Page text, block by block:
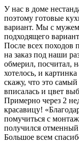
У нас в доме
поэтому готовые
вариант. Мы с
подходящего
После всех походов
на заказ под наши
обмерил, посчитал,
хотелось, и
скажу, что это
вписалась и цвет
Примерно через 2
красавицу!
помучиться с
получился
Большое всем